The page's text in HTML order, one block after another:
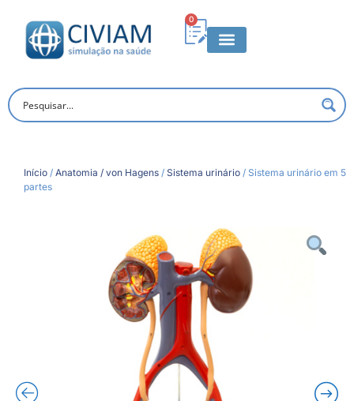
0
Início / Anatomia / von Hagens / Sistema urinário / Sistema urinário em 5
partes